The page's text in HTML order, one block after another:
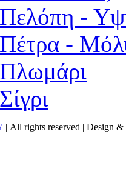
-
-
| All rights reserved | Design &